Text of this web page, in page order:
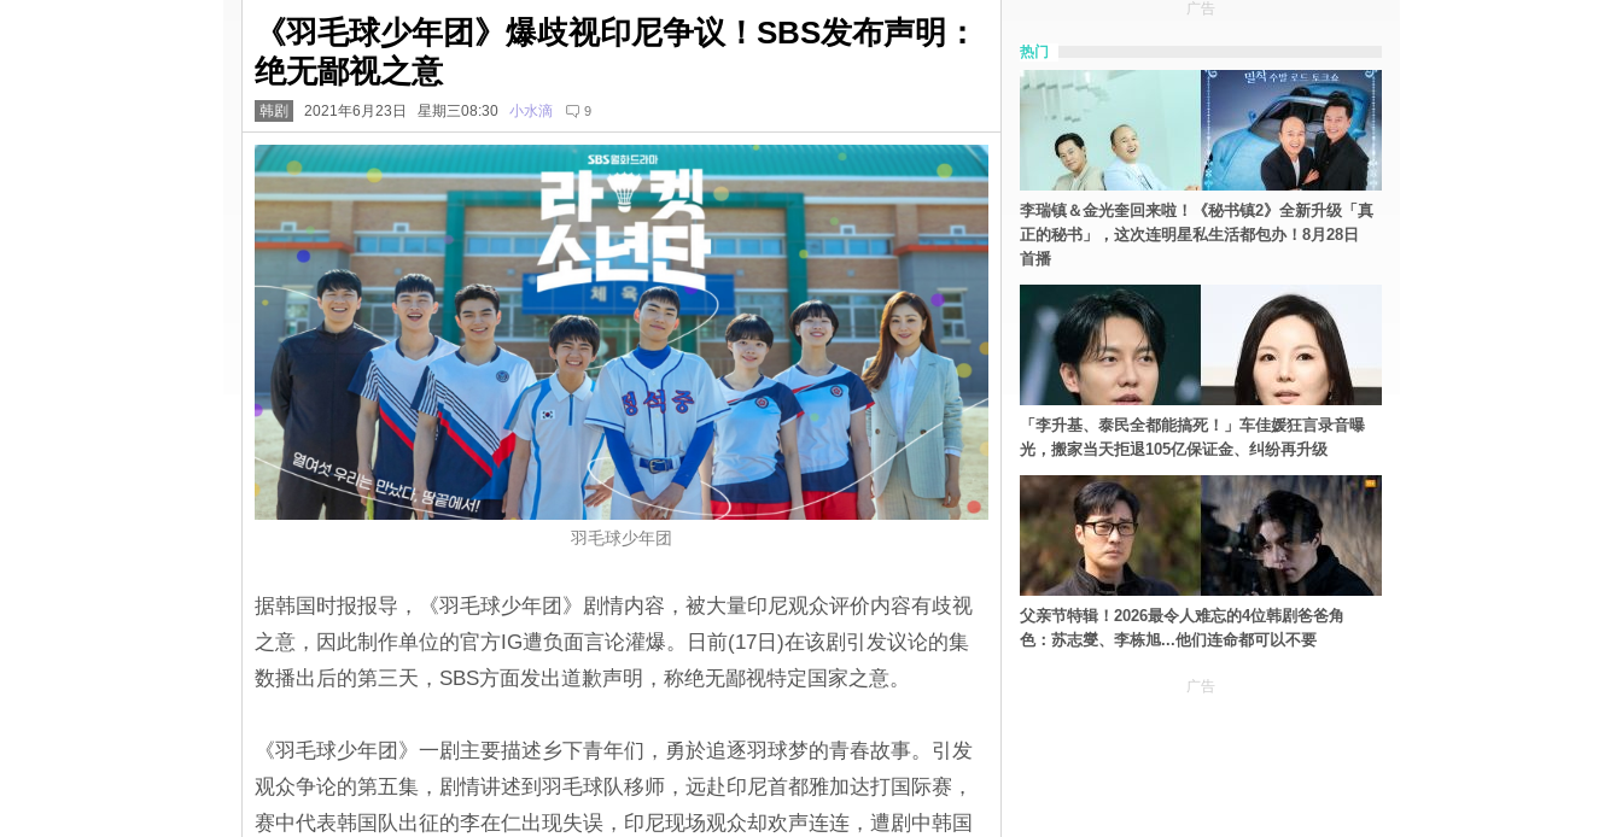
《羽毛球少年团》爆歧视印尼争议！SBS发布声明：
绝无鄙视之意
韩剧 2021年6月23日 星期三08:30 小水滴 9
羽毛球少年团
据韩国时报报导，《羽毛球少年团》剧情内容，被大量印尼观众评价内容有歧视
之意，因此制作单位的官方IG遭负面言论灌爆。日前(17日)在该剧引发议论的集
数播出后的第三天，SBS方面发出道歉声明，称绝无鄙视特定国家之意。
《羽毛球少年团》一剧主要描述乡下青年们，勇於追逐羽球梦的青春故事。引发
观众争论的第五集，剧情讲述到羽毛球队移师，远赴印尼首都雅加达打国际赛，
赛中代表韩国队出征的李在仁出现失误，印尼现场观众却欢声连连，遭剧中韩国
广告
热门
李瑞镇＆金光奎回来啦！《秘书镇2》全新升级「真
正的秘书」，这次连明星私生活都包办！8月28日
首播
「李升基、泰民全都能搞死！」车佳媛狂言录音曝
光，搬家当天拒退105亿保证金、纠纷再升级
父亲节特辑！2026最令人难忘的4位韩剧爸爸角
色：苏志燮、李栋旭...他们连命都可以不要
广告